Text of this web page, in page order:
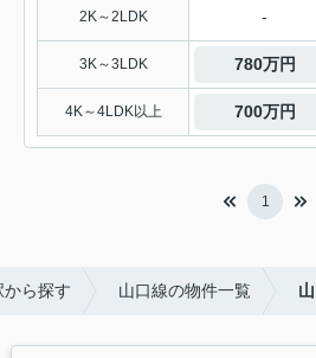
2K～2LDK -
3K～3LDK 780万円
4K～4LDK以上 700万円
1
ら探す 山口線の物件一覧